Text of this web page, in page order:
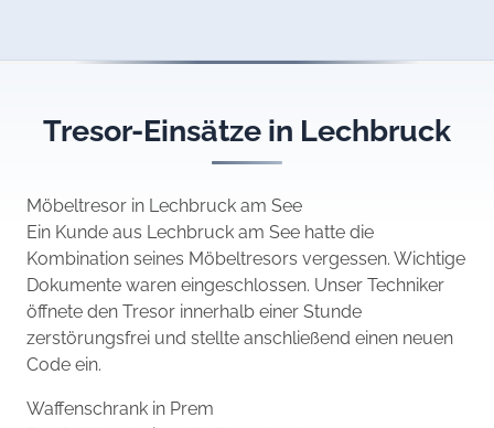
Tresor-Einsätze in Lechbruck
Möbeltresor in Lechbruck am See
Ein Kunde aus Lechbruck am See hatte die
Kombination seines Möbeltresors vergessen. Wichtige
Dokumente waren eingeschlossen. Unser Techniker
öffnete den Tresor innerhalb einer Stunde
zerstörungsfrei und stellte anschließend einen neuen
Code ein.
Waffenschrank in Prem